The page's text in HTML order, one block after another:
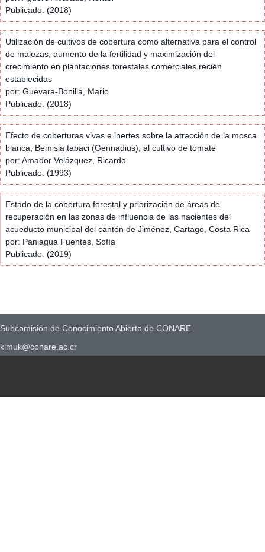
Publicado: (2018)
Utilización de cultivos de cobertura como alternativa para el control
de malezas, aumento de la fertilidad y maximización del
crecimiento en plantaciones forestales comerciales recién
establecidas
por: Guevara-Bonilla, Mario
Publicado: (2018)
Efecto de coberturas vivas e inertes sobre la atracción de la mosca
blanca, Bemisia tabaci (Gennadius), al cultivo de tomate
por: Amador Velázquez, Ricardo
Publicado: (1993)
Estado de la cobertura forestal y priorización de áreas de
recuperación en las zonas de influencia de las nacientes del
acueducto municipal del cantón de Jiménez, Cartago, Costa Rica
por: Paniagua Fuentes, Sofía
Publicado: (2019)
Subcomisión de Conocimiento Abierto de CONARE
kimuk@conare.ac.cr